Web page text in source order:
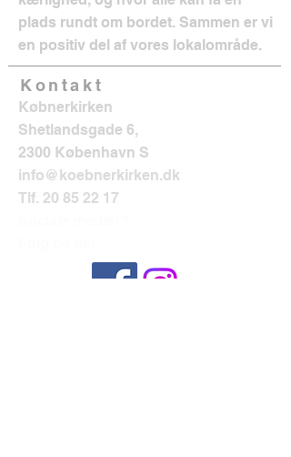
plads rundt om bordet. Sammen er vi
en positiv del af vores lokalområde.
Kontakt
Købnerkirken
Shetlandsgade 6,
2300 København S
info@koebnerkirken.dk
Tlf. 20 85 22 17